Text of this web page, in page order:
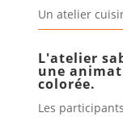
Un atelier
L'atelier
une
colorée.
Les